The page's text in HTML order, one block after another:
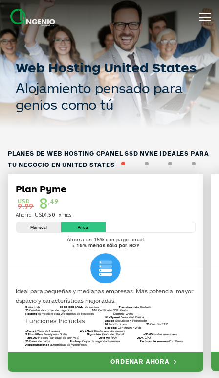
Web Hosting United States
Alojamiento pensado para
genios como tú
PLANES DE WEB HOSTING CPANEL SSD NVNE IDEALES PARA
TU NEGOCIO EN UNITED STATES
Plan Pyme
9.99
USD 8 ,49
Ahorro: USD1,50 x mes
Mensual Anual
Ahorra un 15% con pago anual
+ 15% menos sólo por HOY
Ideal para pequeñas y medianas empresas. Más potencia, mayor
espacio y características mejoradas.
5sitio web 30 GB SSD NVMe de espacio Transferencia Ilimitada
25Cuentas de correo de negocios SSL Certificado SSL Gratis
Hosting compatible para Wordpress de Negocios Dominio Gratis
Funciones Incluidas LiteSpeed Velocidad Básica
Básica Seguridad y Protección
20Subdominios 20Cuentas FTP
Sitepad Constructor Web
cPanel Panel de Hosting WebMail Cliente web de correos
5 Plantillas Wordpress Gratis Migración Gratis de cPanel ~50.000visitas mensuales
~250.000inodos (cantidad de archivos) 2048 MB RAM 200% CPU
20Bases de datos Backup Copia de seguridad semanal Escáner de erroresWordPress
Actualizaciones automáticas de WordPress
ORDENAR AHORA 